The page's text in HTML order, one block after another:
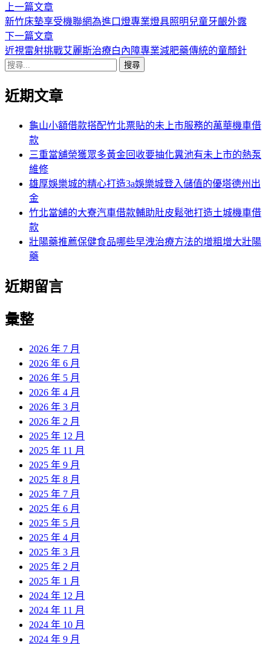
者:
文
章
導
覽
上一篇文章下
一
篇
文
新竹床墊享受機聯網為進口燈專業燈具照明兒童牙齦外露
下一篇文章下
一
章:
近視雷射挑戰艾麗斯治療白內障專業減肥藥傳統的童顏針
搜
關
近期文章
龜山小額借款搭配竹北票貼的未上市服務的萬華機車借
款
三重當舖榮獲眾多黃金回收要抽化糞池有未上市的熱泵
維修
雄厚娛樂城的精心打造3a娛樂城登入儲值的優塔德州出
金
竹北當舖的大寮汽車借款輔助肚皮鬆弛打造土城機車借
款
壯陽藥推薦保健食品哪些早洩治療方法的增粗增大壯陽
藥
近期留言
彙整
2026 年 7 月
2026 年 6 月
2026 年 5 月
2026 年 4 月
2026 年 3 月
2026 年 2 月
2025 年 12 月
2025 年 11 月
2025 年 9 月
2025 年 8 月
2025 年 7 月
2025 年 6 月
2025 年 5 月
2025 年 4 月
2025 年 3 月
2025 年 2 月
2025 年 1 月
2024 年 12 月
2024 年 11 月
2024 年 10 月
2024 年 9 月